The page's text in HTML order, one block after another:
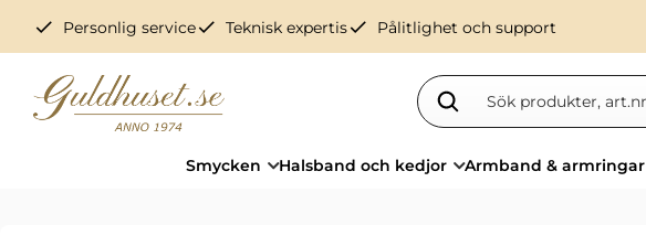
check Personlig servicecheck Teknisk expertischeck Pålitlighet och support
Smycken Halsband och kedjor Armband & armringar